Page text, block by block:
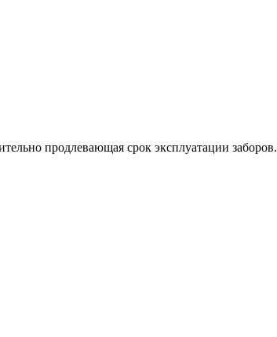
продлевающая срок эксплуатации заборов.